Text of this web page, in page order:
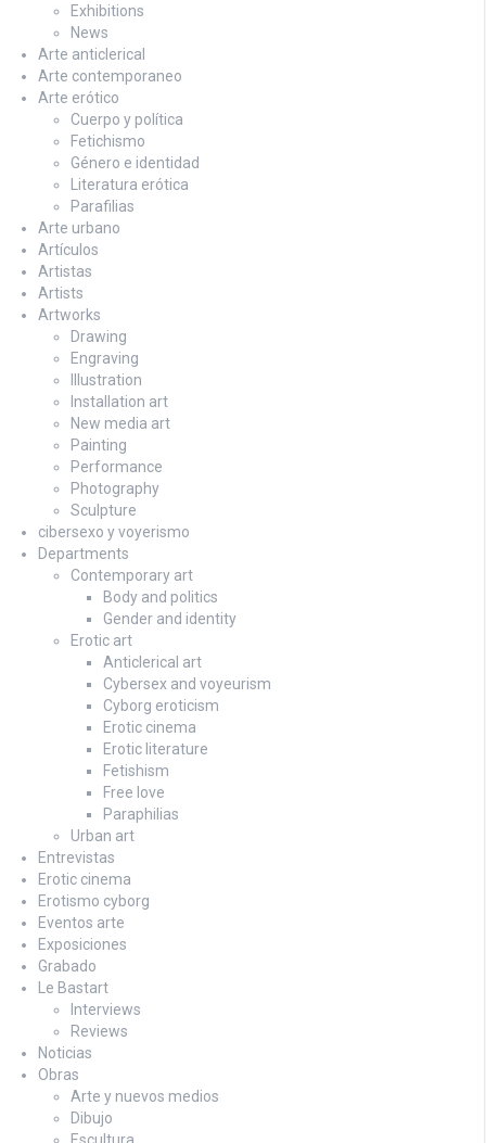
Exhibitions
News
Arte anticlerical
Arte contemporaneo
Arte erótico
Cuerpo y política
Fetichismo
Género e identidad
Literatura erótica
Parafilias
Arte urbano
Artículos
Artistas
Artists
Artworks
Drawing
Engraving
Illustration
Installation art
New media art
Painting
Performance
Photography
Sculpture
cibersexo y voyerismo
Departments
Contemporary art
Body and politics
Gender and identity
Erotic art
Anticlerical art
Cybersex and voyeurism
Cyborg eroticism
Erotic cinema
Erotic literature
Fetishism
Free love
Paraphilias
Urban art
Entrevistas
Erotic cinema
Erotismo cyborg
Eventos arte
Exposiciones
Grabado
Le Bastart
Interviews
Reviews
Noticias
Obras
Arte y nuevos medios
Dibujo